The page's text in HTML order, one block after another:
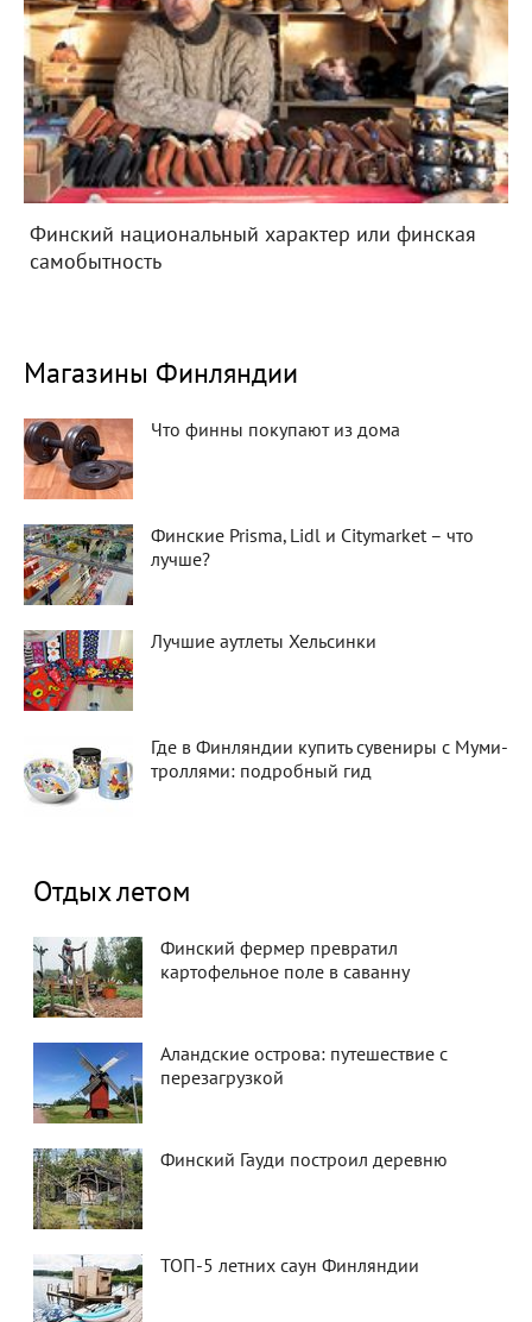
Финский национальный характер или финская
самобытность
Магазины Финляндии
Что финны покупают из дома
Финские Prisma, Lidl и Citymarket – что
лучше?
Лучшие аутлеты Хельсинки
Где в Финляндии купить сувениры с Муми-
троллями: подробный гид
Отдых летом
Финский фермер превратил
картофельное поле в саванну
Аландские острова: путешествие с
перезагрузкой
Финский Гауди построил деревню
ТОП-5 летних саун Финляндии